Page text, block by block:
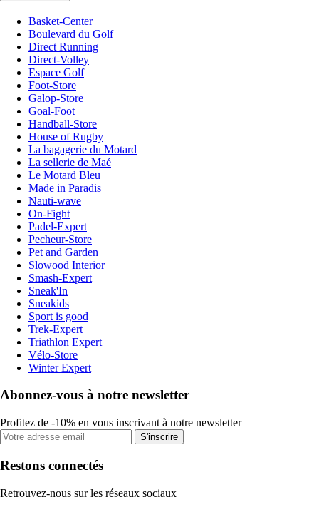
Basket-Center
Boulevard du Golf
Direct Running
Direct-Volley
Espace Golf
Foot-Store
Galop-Store
Goal-Foot
Handball-Store
House of Rugby
La bagagerie du Motard
La sellerie de Maé
Le Motard Bleu
Made in Paradis
Nauti-wave
On-Fight
Padel-Expert
Pecheur-Store
Pet and Garden
Slowood Interior
Smash-Expert
Sneak'In
Sneakids
Sport is good
Trek-Expert
Triathlon Expert
Vélo-Store
Winter Expert
Abonnez-vous à notre newsletter
Profitez de -10% en vous inscrivant à notre newsletter
S'inscrire
Restons connectés
Retrouvez-nous sur les réseaux sociaux